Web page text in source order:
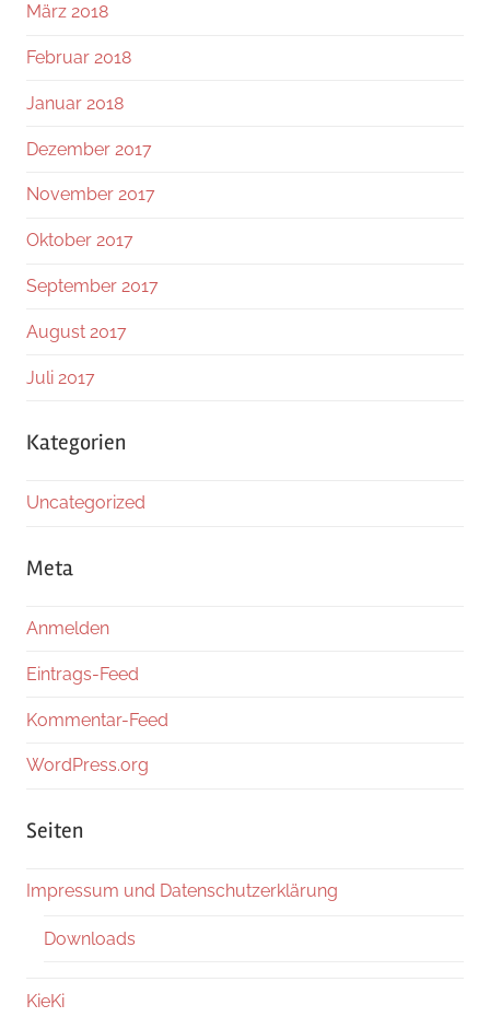
März 2018
Februar 2018
Januar 2018
Dezember 2017
November 2017
Oktober 2017
September 2017
August 2017
Juli 2017
Kategorien
Uncategorized
Meta
Anmelden
Eintrags-Feed
Kommentar-Feed
WordPress.org
Seiten
Impressum und Datenschutzerklärung
Downloads
KieKi